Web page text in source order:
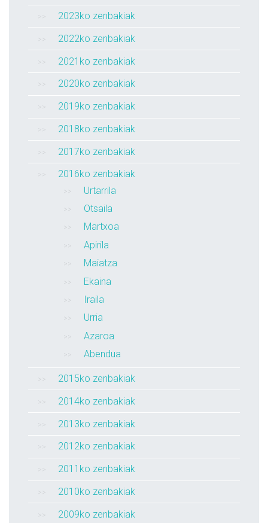
2023ko zenbakiak
2022ko zenbakiak
2021ko zenbakiak
2020ko zenbakiak
2019ko zenbakiak
2018ko zenbakiak
2017ko zenbakiak
2016ko zenbakiak
Urtarrila
Otsaila
Martxoa
Apirila
Maiatza
Ekaina
Iraila
Urria
Azaroa
Abendua
2015ko zenbakiak
2014ko zenbakiak
2013ko zenbakiak
2012ko zenbakiak
2011ko zenbakiak
2010ko zenbakiak
2009ko zenbakiak